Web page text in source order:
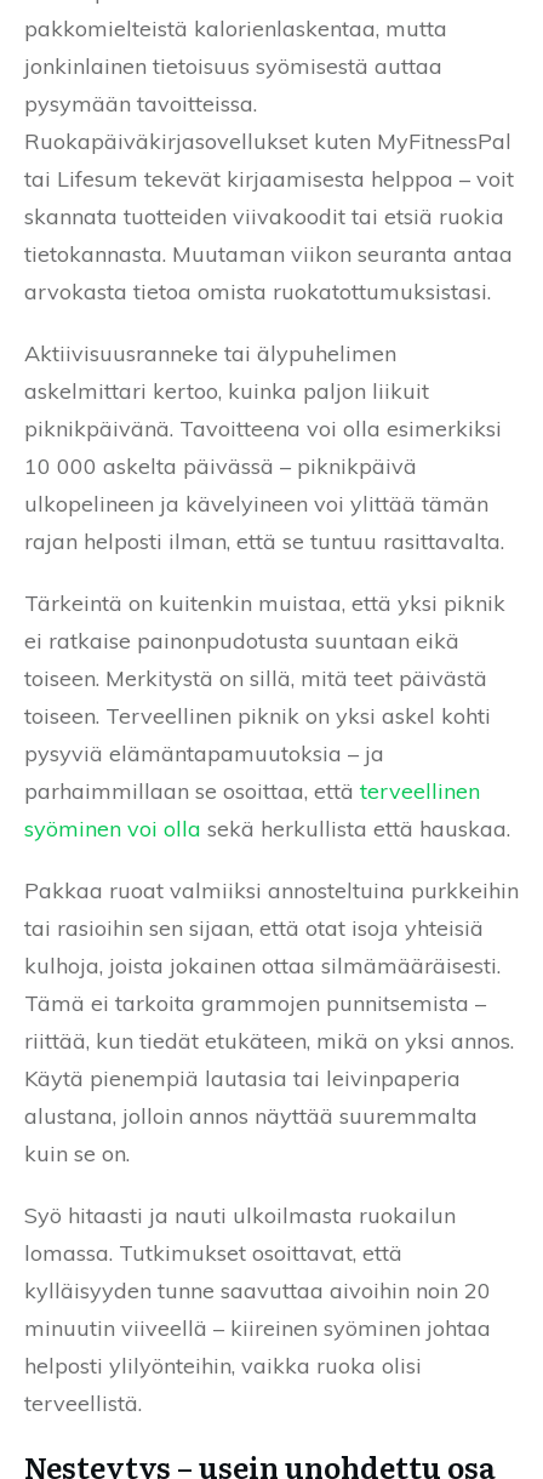
pakkomielteistä kalorienlaskentaa, mutta
jonkinlainen tietoisuus syömisestä auttaa
pysymään tavoitteissa.
Ruokapäiväkirjasovellukset kuten MyFitnessPal
tai Lifesum tekevät kirjaamisesta helppoa – voit
skannata tuotteiden viivakoodit tai etsiä ruokia
tietokannasta. Muutaman viikon seuranta antaa
arvokasta tietoa omista ruokatottumuksistasi.
Aktiivisuusranneke tai älypuhelimen
askelmittari kertoo, kuinka paljon liikuit
piknikpäivänä. Tavoitteena voi olla esimerkiksi
10 000 askelta päivässä – piknikpäivä
ulkopelineen ja kävelyineen voi ylittää tämän
rajan helposti ilman, että se tuntuu rasittavalta.
Tärkeintä on kuitenkin muistaa, että yksi piknik
ei ratkaise painonpudotusta suuntaan eikä
toiseen. Merkitystä on sillä, mitä teet päivästä
toiseen. Terveellinen piknik on yksi askel kohti
pysyviä elämäntapamuutoksia – ja
parhaimmillaan se osoittaa, ettäterveellinen
syöminen voi olla sekä herkullista että hauskaa.
Pakkaa ruoat valmiiksi annosteltuina purkkeihin
tai rasioihin sen sijaan, että otat isoja yhteisiä
kulhoja, joista jokainen ottaa silmämääräisesti.
Tämä ei tarkoita grammojen punnitsemista –
riittää, kun tiedät etukäteen, mikä on yksi annos.
Käytä pienempiä lautasia tai leivinpaperia
alustana, jolloin annos näyttää suuremmalta
kuin se on.
Syö hitaasti ja nauti ulkoilmasta ruokailun
lomassa. Tutkimukset osoittavat, että
kylläisyyden tunne saavuttaa aivoihin noin 20
minuutin viiveellä – kiireinen syöminen johtaa
helposti ylilyönteihin, vaikka ruoka olisi
terveellistä.
Nesteytys – usein unohdettu osa